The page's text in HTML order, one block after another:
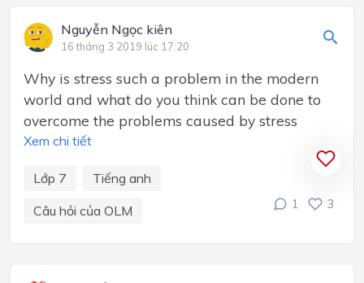
Nguyễn Ngọc kiên
16 tháng 3 2019 lúc 17:20
Why is stress such a problem in the modern
world and what do you think can be done to
overcome the problems caused by stress
Xem chi tiết
Lớp 7
Tiếng anh
Câu hỏi của OLM
1 3